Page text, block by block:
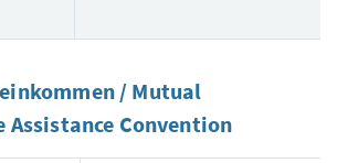
/ Mutual
Convention